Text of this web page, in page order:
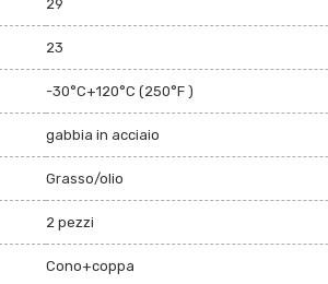
29
23
-30°C+120°C (250°F )
gabbia in acciaio
Grasso/olio
2 pezzi
Cono+coppa